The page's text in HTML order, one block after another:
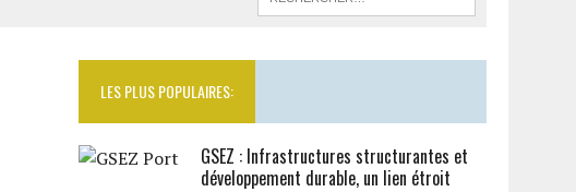
LES PLUS POPULAIRES:
GSEZ : Infrastructures structurantes et
développement durable, un lien étroit